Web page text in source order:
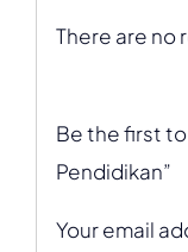
There are no
Be the first
Pendidikan”
Your email